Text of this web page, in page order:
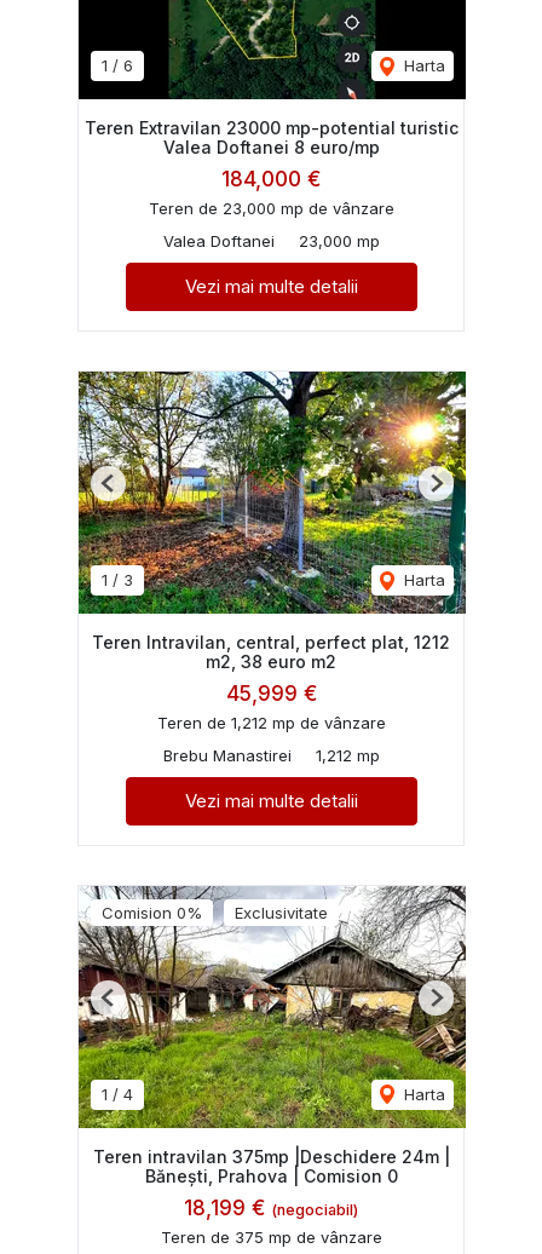
1 / 6 Harta
Teren Extravilan 23000 mp-potential turistic
Valea Doftanei 8 euro/mp
184,000 €
Teren de 23,000 mp de vânzare
Valea Doftanei
23,000 mp
Vezi mai multe detalii
1 / 3 Harta
Previous Next
Teren Intravilan, central, perfect plat, 1212
m2, 38 euro m2
45,999 €
Teren de 1,212 mp de vânzare
Brebu Manastirei
1,212 mp
Vezi mai multe detalii
Comision 0% Exclusivitate
1 / 4 Harta
Previous Next
Teren intravilan 375mp |Deschidere 24m |
Bănești, Prahova | Comision 0
18,199 € (negociabil)
Teren de 375 mp de vânzare